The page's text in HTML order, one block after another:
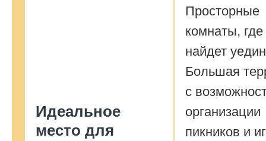
Идеальное
место для
Просторные
комнаты,
найдет
Большая
с
организации
пикников и